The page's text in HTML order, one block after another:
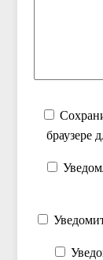
браузере